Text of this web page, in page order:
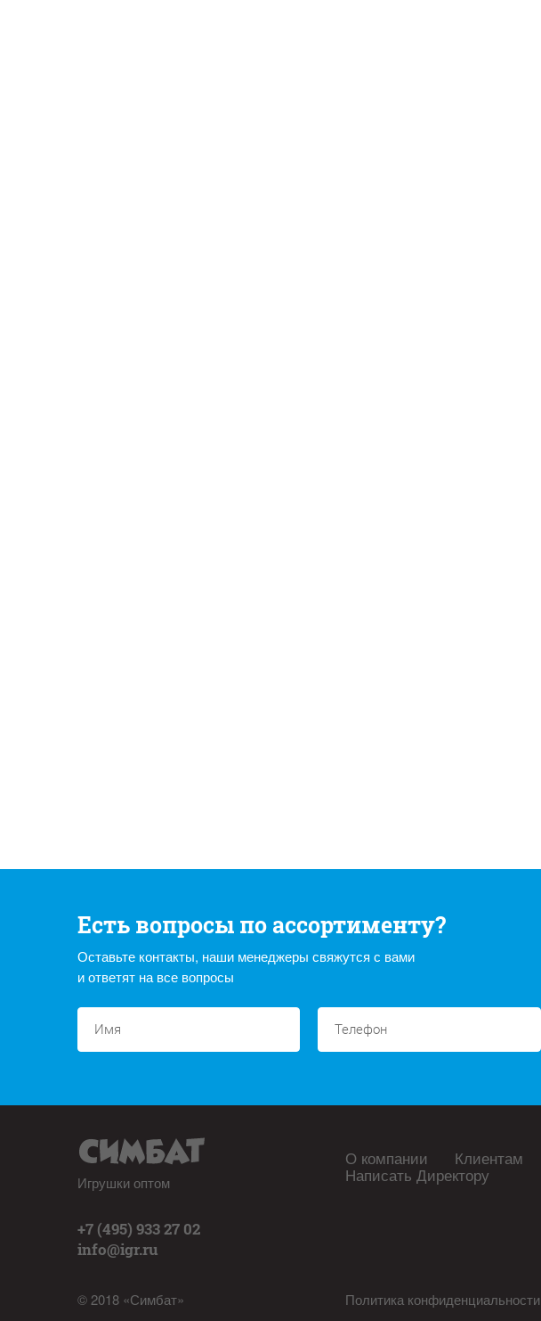
Есть вопросы по ассортименту?
Оставьте контакты, наши менеджеры свяжутся с вами
и ответят на все вопросы
Игрушки оптом
+7 (495) 933 27 02
info@igr.ru
© 2018 «Симбат»
О компании Клиентам
Написать Директору
Политика конфиденциальности